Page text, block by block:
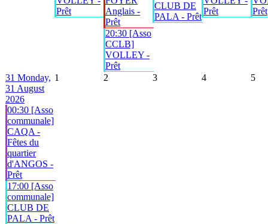
Prêt
Anglais -
Prêt
20:30 [Asso
CCLB]
VOLLEY -
Prêt
CLUB DE
PALA - Prêt
Prêt
Prêt
31 Monday,
31 August
2026
00:30 [Asso
communale]
CAQA -
Fêtes du
quartier
d'ANGOS -
Prêt
17:00 [Asso
communale]
CLUB DE
PALA - Prêt
1 2 3 4 5